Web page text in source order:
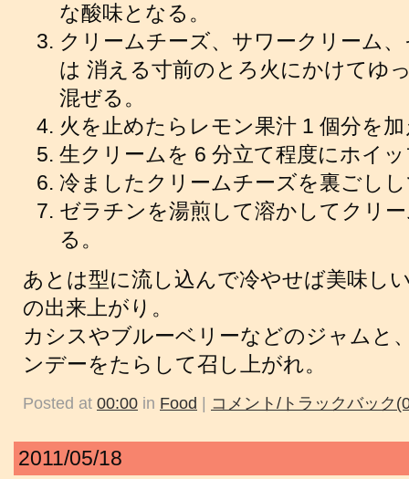
な酸味となる。
クリームチーズ、サワークリーム
は 消える寸前のとろ火にかけてゆ
混ぜる。
火を止めたらレモン果汁 1 個分を
生クリームを 6 分立て程度にホイ
冷ましたクリームチーズを裏ごし
ゼラチンを湯煎して溶かしてクリ
る。
あとは型に流し込んで冷やせば美味し
の出来上がり。
カシスやブルーベリーなどのジャムと
ンデーをたらして召し上がれ。
Posted at 00:00 in Food コメント/トラックバック
2011/05/18